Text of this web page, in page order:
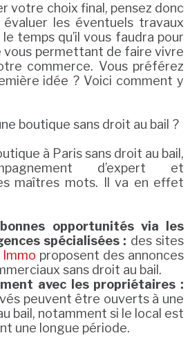
votre choix final, pensez donc
les éventuels travaux
temps qu’il vous faudra pour
vous permettant de faire vivre
commerce. Vous préférez
idée ? Voici comment y
boutique sans droit au bail ?
à Paris sans droit au bail,
d’expert et
maîtres mots. Il va en effet
opportunités via les
spécialisées : des sites
proposent des annonces
sans droit au bail.
avec les propriétaires :
peuvent être ouverts à une
bail, notamment si le local est
une longue période.